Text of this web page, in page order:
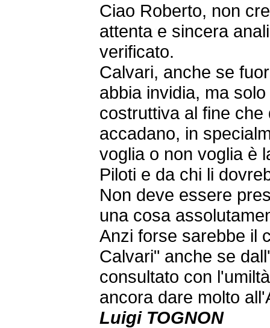
Ciao Roberto, non
attenta e sincera
verificato.
Calvari, anche se
abbia invidia, ma
costruttiva al fine
accadano, in
voglia o non voglia è
Piloti e da chi li
Non deve essere
una cosa
Anzi forse sarebbe il
Calvari" anche se
consultato con
ancora dare molto
Luigi TOGNON